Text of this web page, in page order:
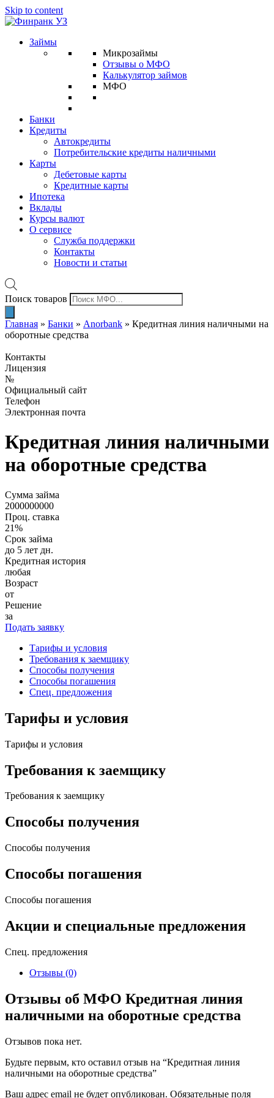
Skip to content
Займы
Микрозаймы
Отзывы о МФО
Калькулятор займов
МФО
Банки
Кредиты
Автокредиты
Потребительские кредиты наличными
Карты
Дебетовые карты
Кредитные карты
Ипотека
Вклады
Курсы валют
О сервисе
Служба поддержки
Контакты
Новости и статьи
Поиск товаров
Главная » Банки » Anorbank » Кредитная линия наличными на
оборотные средства
Контакты
Лицензия
№
Официальный сайт
Телефон
Электронная почта
Кредитная линия наличными
на оборотные средства
Сумма займа
2000000000
Проц. ставка
21%
Срок займа
до 5 лет дн.
Кредитная история
любая
Возраст
от
Решение
за
Подать заявку
Тарифы и условия
Требования к заемщику
Способы получения
Способы погашения
Спец. предложения
Тарифы и условия
Тарифы и условия
Требования к заемщику
Требования к заемщику
Способы получения
Способы получения
Способы погашения
Способы погашения
Акции и специальные предложения
Спец. предложения
Отзывы (0)
Отзывы об МФО Кредитная линия
наличными на оборотные средства
Отзывов пока нет.
Будьте первым, кто оставил отзыв на “Кредитная линия
наличными на оборотные средства”
Ваш адрес email не будет опубликован. Обязательные поля